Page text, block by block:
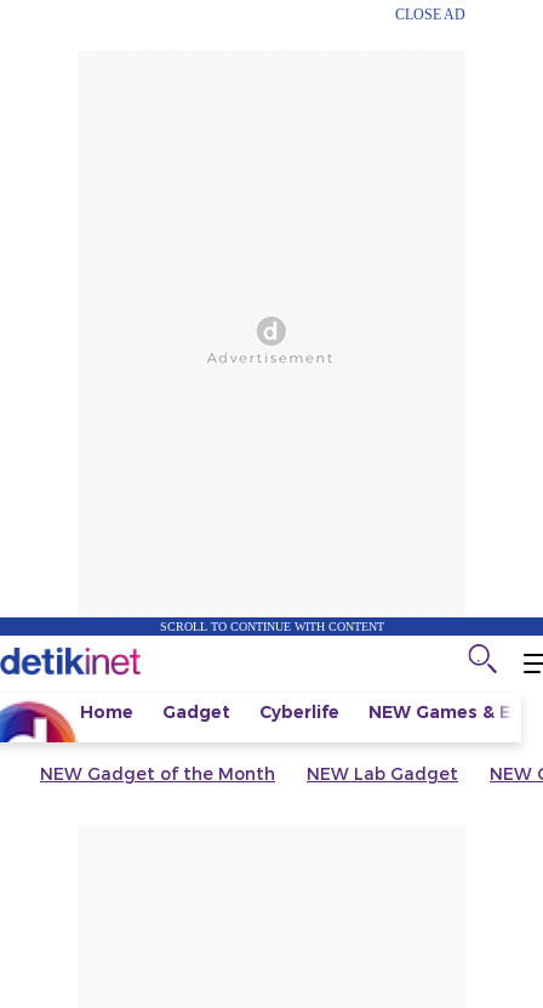
CLOSE AD
SCROLL TO CONTINUE WITH CONTENT
Home Gadget Cyberlife NEW Games &
NEW Gadget of the Month NEW Lab Gadget NEW